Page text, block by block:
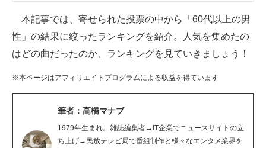
IT製品の技術・比較・事例
製造業のIT導入・活用を支援
エレクトロニクス専門サイト
電子設計の基本と応用
本記事では、寄せられた投票の中から「60代以上の男
性」の結果に絞ったランキングを紹介。人気を集めたの
はどの曲だったのか、ランキングを見ていきましょう！
※本ページはアフィリエイトプログラムによる収益を得ています
筆者：高橋マナブ
1979年生まれ。雑誌編集者→IT企業でニュースサイトの立
ち上げ→民放テレビ局で番組制作と様々なエンタメ業界を